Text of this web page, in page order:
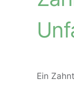
Ein